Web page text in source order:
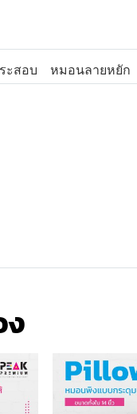
ะสอบ หมอนลายหยัก
ง